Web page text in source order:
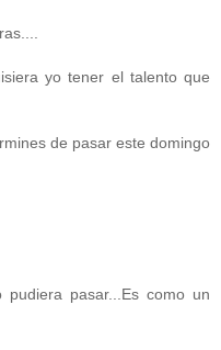
yo tener el talento que
de pasar este domingo
pasar...Es como un